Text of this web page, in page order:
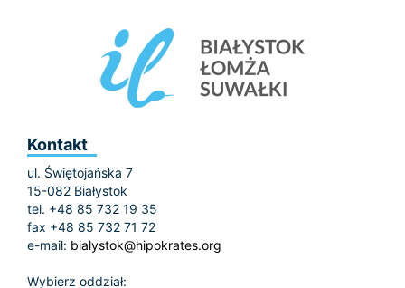
Kontakt
ul. Świętojańska 7
15-082 Białystok
tel. +48 85 732 19 35
fax +48 85 732 71 72
e-mail: bialystok@hipokrates.org
Wybierz oddział: